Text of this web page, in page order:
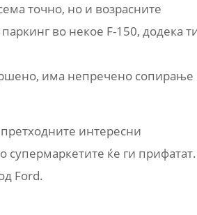
точно, но и возрасните
во некое F-150, додека
има непречено сопирање
интересни
супермаркетите ќе ги прифатат.
Ford.